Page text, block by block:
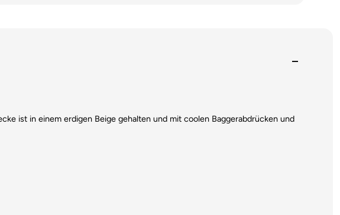
ist in einem erdigen Beige gehalten und mit coolen Baggerabdrücken und